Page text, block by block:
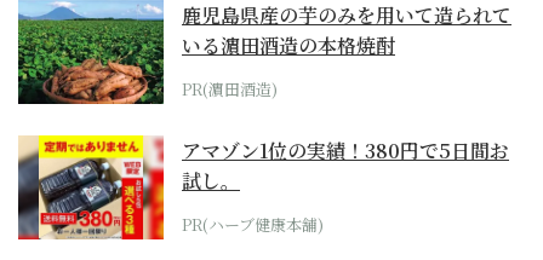
鹿児島県産の芋のみを用いて造られて
いる濵田酒造の本格焼酎
PR(濵田酒造)
アマゾン1位の実績！380円で5日間お
試し。
PR(ハーブ健康本舗)